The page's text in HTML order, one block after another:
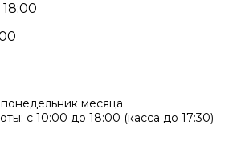
месяца
с 10:00 до 18:00 (касса до 17:30)